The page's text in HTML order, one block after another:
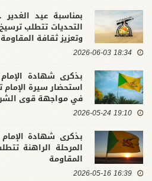
بمناسبة عيد
التحديات تتطلب
وتعزيز ثقافة المقاومة
18:34 2026-06-03
بذكرى شهادة
استحضار سيرة الإمام
في مواجهة قوى
19:10 2026-05-24
بذكرى شهادة
المرحلة الراهنة
المقاومة
16:39 2026-05-16